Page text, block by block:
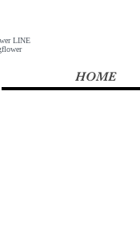
LINE
HOME